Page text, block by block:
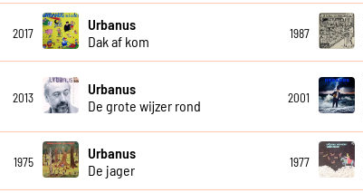
2017
Urbanus
Dak af kom
1987
2013
Urbanus
De grote wijzer rond
2001
1975
Urbanus
De jager
1977